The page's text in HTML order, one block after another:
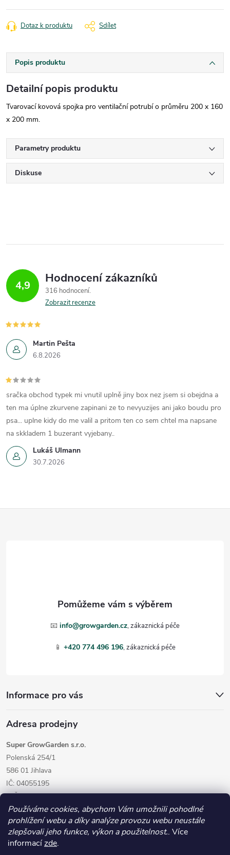
Používáme cookies, abychom Vám umožnili pohodlné
prohlížení webu a díky analýze provozu webu neustále
zlepšovali jeho funkce, výkon a použitelnost.. Více
informacízde.
Dotaz k produktu Sdílet
Popis produktu
Detailní popis produktu
Tvarovací kovová spojka pro ventilační potrubí o průměru 200 x 160
x 200 mm.
Parametry produktu
Diskuse
4,9 Hodnocení zákazníků
316 hodnocení
Zobrazit recenze
Martin Pešta
6.8.2026
Lukáš Ulmann
30.7.2026
sračka obchod typek mi vnutil uplně jiny box nez jsem si obejdna a
ten ma úplne zkurvene zapinani ze to nevyuzijes ani jako boudu pro
psa... uplne kidy do me valil a pritom ten co sem chtel ma napsane
na skkladem 1 buzerant vyjebany..
📧 info@growgarden.cz
📱 +420 774 496 196
Informace pro vás
Adresa prodejny
Super GrowGarden s.r.o.
Polenská 254/1
586 01 Jihlava
IČ: 04055195
DIČ: CZ04055195